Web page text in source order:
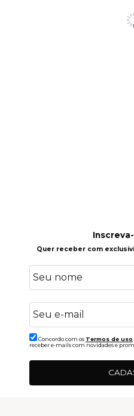
Quer receber com
Concordo com os Termos de uso
receber e-mails com novidades e